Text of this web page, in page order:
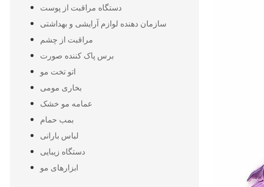
دستگاه مراقبت از پوست
سازمان دهنده لوازم آرایشی و بهداشتی
مراقبت از چشم
برس پاک کننده صورت
اتو تخت مو
بخاری مومی
عمامه مو خشک
بمب حمام
لباس بارانی
دستگاه زیبایی
ابزارهای مو